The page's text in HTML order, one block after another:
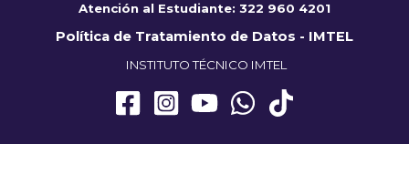
Atención al Estudiante: 322 960 4201
Política de Tratamiento de Datos - IMTEL
INSTITUTO TÉCNICO IMTEL